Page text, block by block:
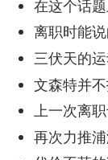
在这个话
离职时能
三伏天的
文森特并
上一次离
再次力推